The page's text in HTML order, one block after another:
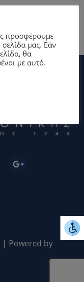
| Powered by
προσφέρουμε
μας. Εάν
θα
με αυτό.